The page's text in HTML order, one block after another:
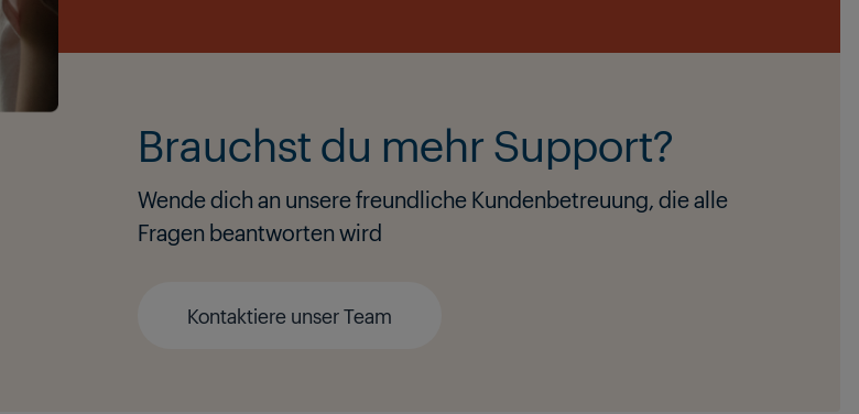
Brauchst du mehr Support?
Wende dich an unsere freundliche Kundenbetreuung, die alle
Fragen beantworten wird
Kontaktiere unser Team